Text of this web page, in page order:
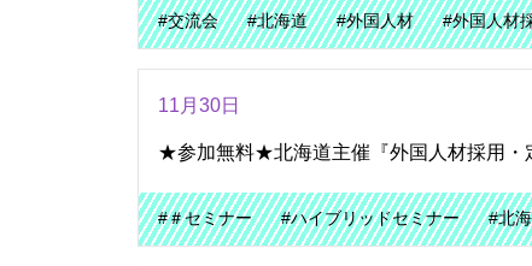
#交流会 #北海道 #外国人材 #外国人材
11月30日
★参加無料★北海道主催『外国人材採用・
#＃セミナー #ハイブリッドセミナー #北